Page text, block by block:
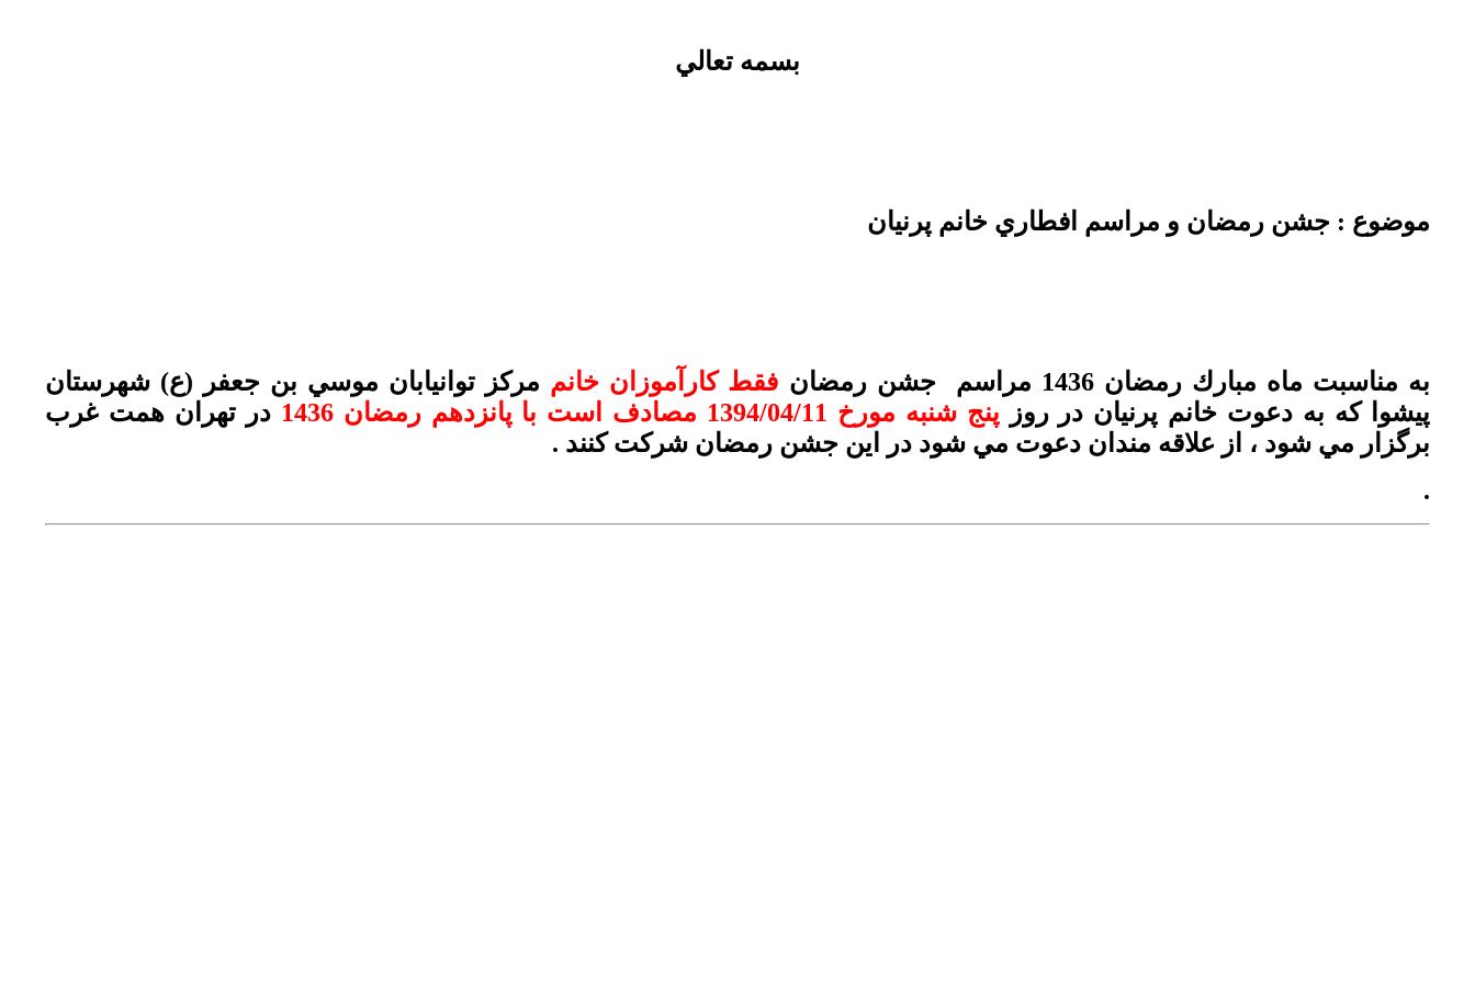
بسمه تعالي
موضوع : جشن رمضان و مراسم افطاري خانم پرنيان
به مناسبت ماه مبارك رمضان 1436 مراسم جشن رمضان فقط كارآموزان خانم مركز توانيابان موسي بن جعفر (ع) شهرستان
پيشوا كه به دعوت خانم پرنيان در روز پنج شنبه مورخ 1394/04/11 مصادف است با پانزدهم رمضان 1436
در تهران همت غرب
برگزار مي شود ، از علاقه مندان دعوت مي شود در اين جشن رمضان شركت كنند .
.